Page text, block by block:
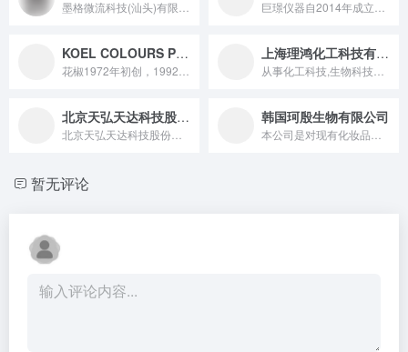
KOEL COLOURS PRIVATE LIMITED 上海理鸿化工科技有限公司
北京天弘天达科技股份有限公司 韩国珂殷生物有限公司
暂无评论